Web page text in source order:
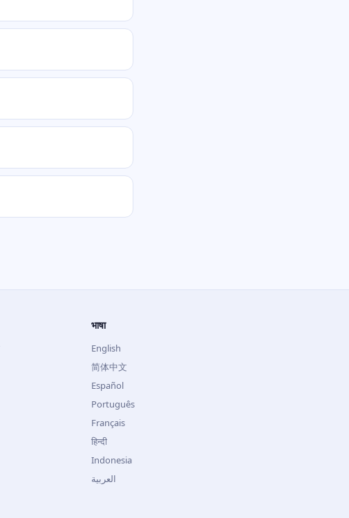
भाषा
English
简体中文
Español
Português
Français
हिन्दी
Indonesia
العربية